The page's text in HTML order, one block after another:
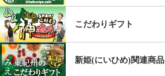
こだわりギフト
新姫(にいひめ)関連商品